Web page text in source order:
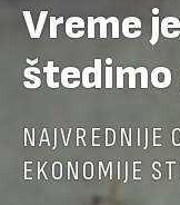
Pre slanja
Vreme
štedimo
NAJVREDNIJE
EKONOMIJE